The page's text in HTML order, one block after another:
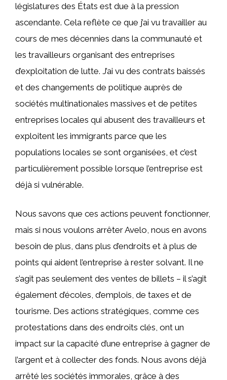
législatures des États est due à la pression
ascendante. Cela reflète ce que j’ai vu travailler au
cours de mes décennies dans la communauté et
les travailleurs organisant des entreprises
d’exploitation de lutte. J’ai vu des contrats baissés
et des changements de politique auprès de
sociétés multinationales massives et de petites
entreprises locales qui abusent des travailleurs et
exploitent les immigrants parce que les
populations locales se sont organisées, et c’est
particulièrement possible lorsque l’entreprise est
déjà si vulnérable.
Nous savons que ces actions peuvent fonctionner,
mais si nous voulons arrêter Avelo, nous en avons
besoin de plus, dans plus d’endroits et à plus de
points qui aident l’entreprise à rester solvant. Il ne
s’agit pas seulement des ventes de billets – il s’agit
également d’écoles, d’emplois, de taxes et de
tourisme. Des actions stratégiques, comme ces
protestations dans des endroits clés, ont un
impact sur la capacité d’une entreprise à gagner de
l’argent et à collecter des fonds. Nous avons déjà
arrêté les sociétés immorales, grâce à des